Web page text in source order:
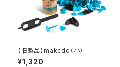
【旧製品】makedo（小）
¥1,320